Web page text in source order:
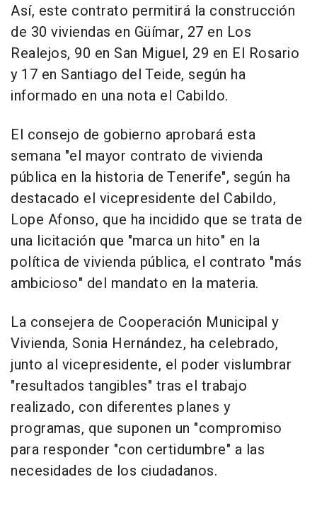
Así, este contrato permitirá la construcción
de 30 viviendas en Güímar, 27 en Los
Realejos, 90 en San Miguel, 29 en El Rosario
y 17 en Santiago del Teide, según ha
informado en una nota el Cabildo.
El consejo de gobierno aprobará esta
semana "el mayor contrato de vivienda
pública en la historia de Tenerife", según ha
destacado el vicepresidente del Cabildo,
Lope Afonso, que ha incidido que se trata de
una licitación que "marca un hito" en la
política de vivienda pública, el contrato "más
ambicioso" del mandato en la materia.
La consejera de Cooperación Municipal y
Vivienda, Sonia Hernández, ha celebrado,
junto al vicepresidente, el poder vislumbrar
"resultados tangibles" tras el trabajo
realizado, con diferentes planes y
programas, que suponen un "compromiso
para responder "con certidumbre" a las
necesidades de los ciudadanos.